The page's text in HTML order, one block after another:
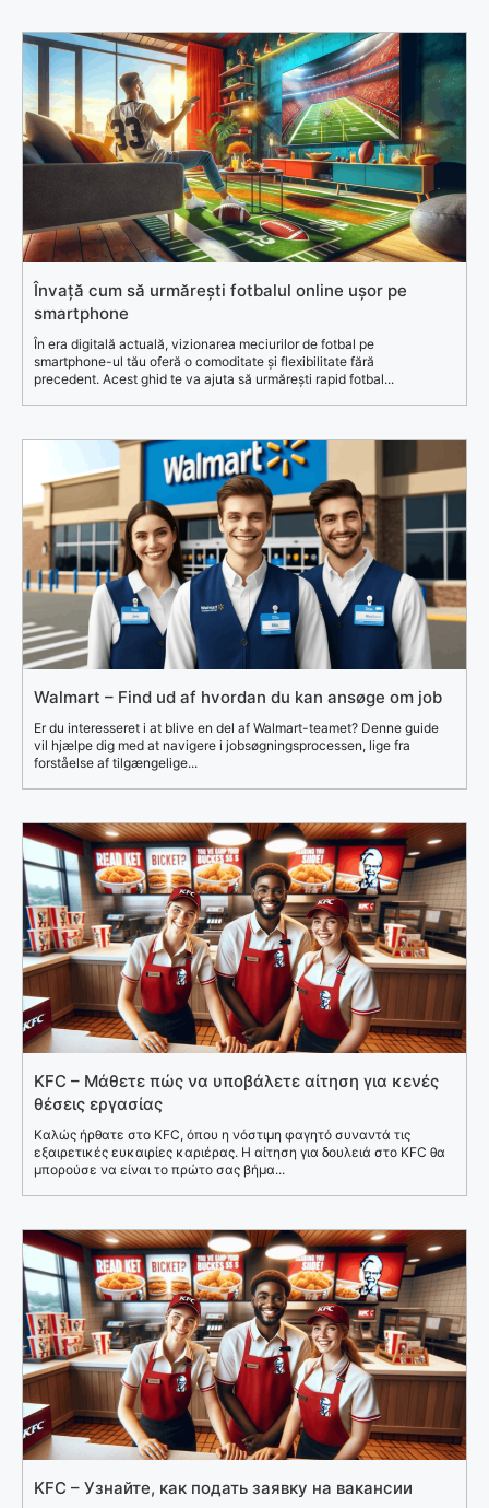
Învață cum să urmărești fotbalul online ușor pe
smartphone
În era digitală actuală, vizionarea meciurilor de fotbal pe
smartphone-ul tău oferă o comoditate și flexibilitate fără
precedent. Acest ghid te va ajuta să urmărești rapid fotbal...
Walmart – Find ud af hvordan du kan ansøge om job
Er du interesseret i at blive en del af Walmart-teamet? Denne guide
vil hjælpe dig med at navigere i jobsøgningsprocessen, lige fra
forståelse af tilgængelige...
KFC – Μάθετε πώς να υποβάλετε αίτηση για κενές
θέσεις εργασίας
Καλώς ήρθατε στο KFC, όπου η νόστιμη φαγητό συναντά τις
εξαιρετικές ευκαιρίες καριέρας. Η αίτηση για δουλειά στο KFC θα
μπορούσε να είναι το πρώτο σας βήμα...
KFC – Узнайте, как подать заявку на вакансии